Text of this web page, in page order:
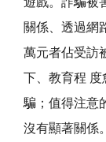
關係、透過網
萬元者佔受訪
下、教育程
騙；值得注意
沒有顯著關係